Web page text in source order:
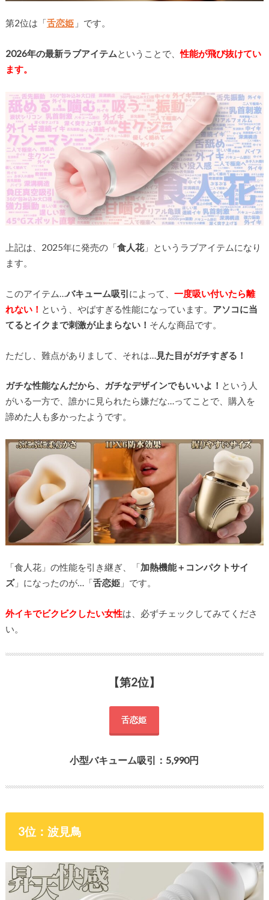
第2位は「舌恋姫 」です。
2026年の最新ラブアイテムということで、性能が飛び抜けてい
ます。
上記は、2025年に発売の「食人花」というラブアイテムになり
ます。
このアイテム…バキューム吸引によって、 一度吸い付いたら離
れない！ という、やばすぎる性能になっています。 アソコに当
てるとイクまで刺激が止まらない！ そんな商品です。
ただし、難点がありまして、それは… 見た目がガチすぎる！
ガチな性能なんだから、ガチなデザインでもいいよ！ という人
がいる一方で、誰かに見られたら嫌だな…ってことで、購入を
諦めた人も多かったようです。
「食人花」の性能を引き継ぎ、「加熱機能＋コンパクトサイ
ズ」になったのが…「舌恋姫」です。
外イキでビクビクしたい女性は、必ずチェックしてみてくださ
い。
【第2位】
舌恋姫
小型バキューム吸引：5,990円
3位：波見鳥